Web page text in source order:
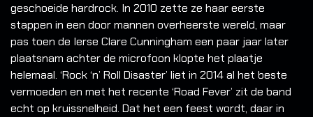
geschoeide hardrock. In 2010 zette ze haar eerste
stappen in een door mannen overheerste wereld, maar
pas toen de Ierse Clare Cunningham een paar jaar later
plaatsnam achter de microfoon klopte het plaatje
helemaal. ‘Rock ‘n’ Roll Disaster’ liet in 2014 al het beste
vermoeden en met het recente ‘Road Fever’ zit de band
echt op kruissnelheid. Dat het een feest wordt, daar in